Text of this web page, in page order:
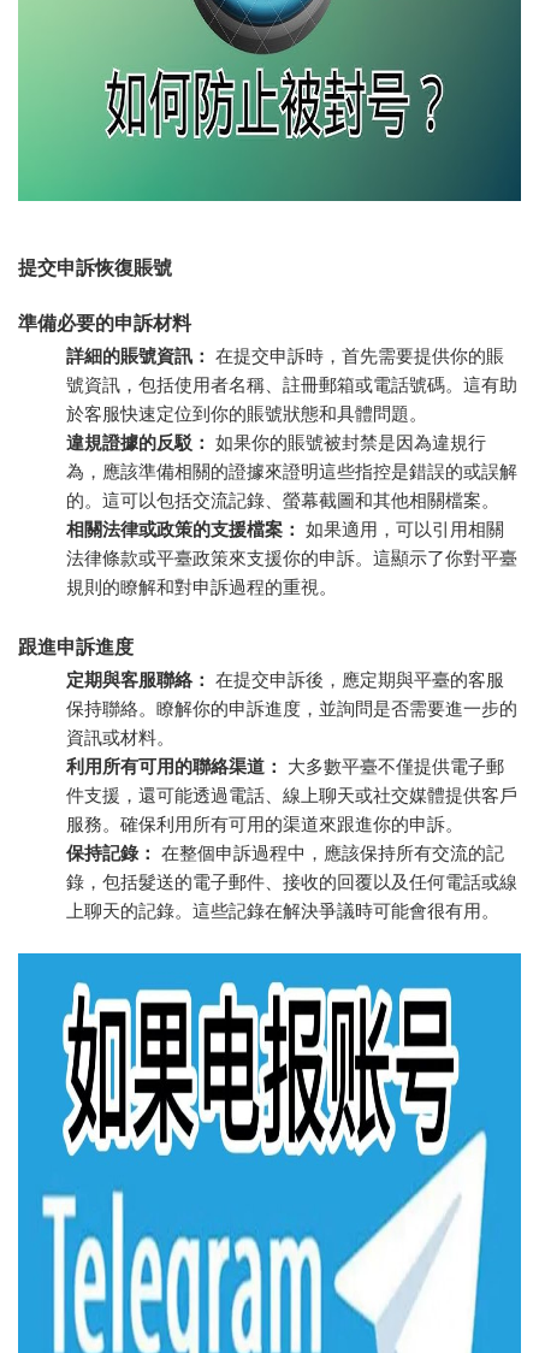
提交申訴恢復賬號
準備必要的申訴材料
詳細的賬號資訊： 在提交申訴時，首先需要提供你的賬
號資訊，包括使用者名稱、註冊郵箱或電話號碼。這有助
於客服快速定位到你的賬號狀態和具體問題。
違規證據的反駁： 如果你的賬號被封禁是因為違規行
為，應該準備相關的證據來證明這些指控是錯誤的或誤解
的。這可以包括交流記錄、螢幕截圖和其他相關檔案。
相關法律或政策的支援檔案： 如果適用，可以引用相關
法律條款或平臺政策來支援你的申訴。這顯示了你對平臺
規則的瞭解和對申訴過程的重視。
跟進申訴進度
定期與客服聯絡： 在提交申訴後，應定期與平臺的客服
保持聯絡。瞭解你的申訴進度，並詢問是否需要進一步的
資訊或材料。
利用所有可用的聯絡渠道：
大多數平臺不僅提供電子郵
件支援，還可能透過電話、線上聊天或社交媒體提供客戶
服務。確保利用所有可用的渠道來跟進你的申訴。
保持記錄： 在整個申訴過程中，應該保持所有交流的記
錄，包括髮送的電子郵件、接收的回覆以及任何電話或線
上聊天的記錄。這些記錄在解決爭議時可能會很有用。